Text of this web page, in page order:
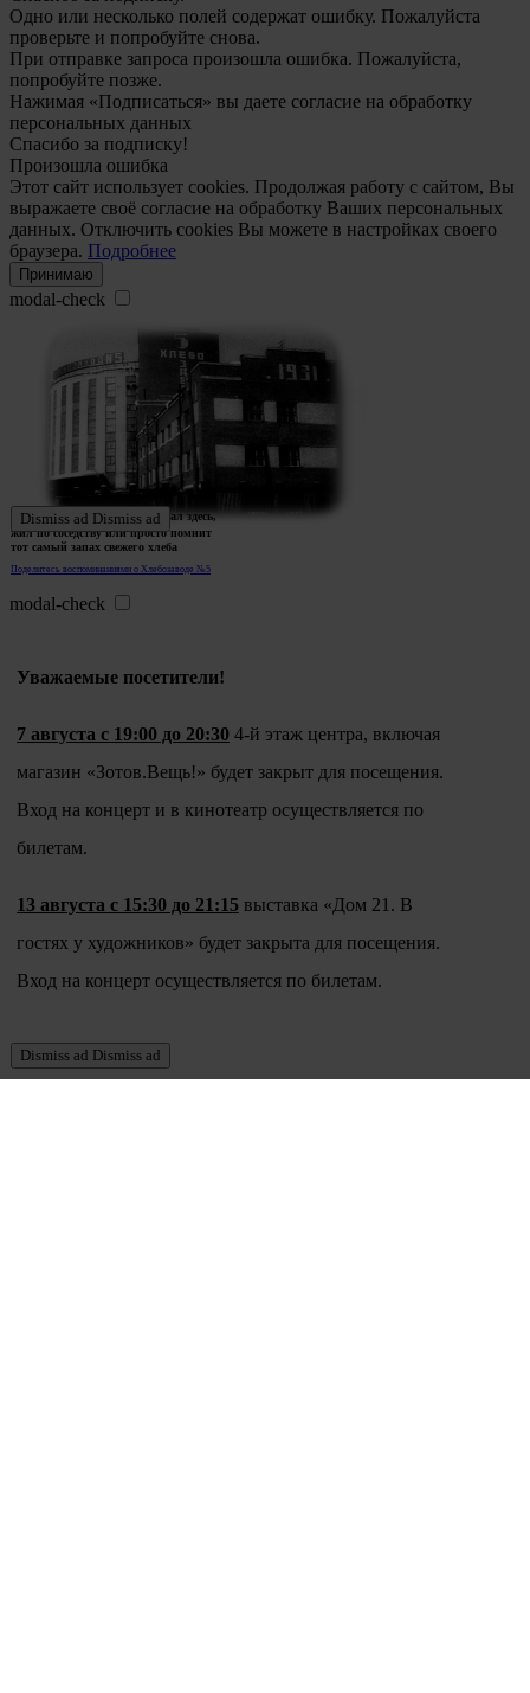
Одно или несколько полей содержат ошибку. Пожалуйста
проверьте и попробуйте снова.
При отправке запроса произошла ошибка. Пожалуйста,
попробуйте позже.
Нажимая «Подписаться» вы даете согласие на обработку
персональных данных
Спасибо за подписку!
Произошла ошибка
Этот сайт использует cookies. Продолжая работу с сайтом, Вы
выражаете своё согласие на обработку Ваших персональных
данных. Отключить cookies Вы можете в настройках своего
браузера. Подробнее
Принимаю
modal-check
Поделитесь воспоминаниями о Хлебозаводе №5
Ждем истории тех, кто работал здесь,
жил по соседству или просто помнит
тот самый запах свежего хлеба
Dismiss ad Dismiss ad
modal-check
Уважаемые посетители!
7 августа с 19:00 до 20:30 4-й этаж центра, включая
магазин «Зотов.Вещь!» будет закрыт для посещения.
Вход на концерт и в кинотеатр осуществляется по
билетам.
13 августа с 15:30 до 21:15 выставка «Дом 21. В
гостях у художников» будет закрыта для посещения.
Вход на концерт осуществляется по билетам.
Dismiss ad Dismiss ad